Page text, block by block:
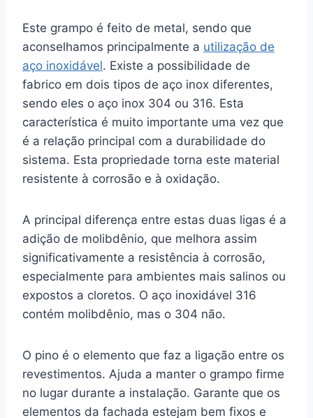
Este grampo é feito de metal, sendo que
aconselhamos principalmente a utilização de
aço inoxidável. Existe a possibilidade de
fabrico em dois tipos de aço inox diferentes,
sendo eles o aço inox 304 ou 316. Esta
característica é muito importante uma vez que
é a relação principal com a durabilidade do
sistema. Esta propriedade torna este material
resistente à corrosão e à oxidação.
A principal diferença entre estas duas ligas é a
adição de molibdênio, que melhora assim
significativamente a resistência à corrosão,
especialmente para ambientes mais salinos ou
expostos a cloretos. O aço inoxidável 316
contém molibdênio, mas o 304 não.
O pino é o elemento que faz a ligação entre os
revestimentos. Ajuda a manter o grampo firme
no lugar durante a instalação. Garante que os
elementos da fachada estejam bem fixos e